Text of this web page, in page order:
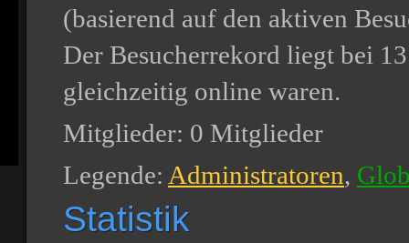
(basierend auf den aktiven
Der Besucherrekord liegt bei
gleichzeitig online waren.
Mitglieder: 0 Mitglieder
Legende: Administratoren,
Statistik